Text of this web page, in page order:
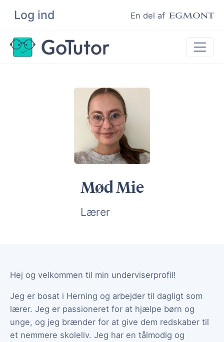
Log ind En del af
Søg
Lektiehjælp
Eksamenshjælp
Hjælp til ordblinde
Kundeudtalelser
Undervisere
Mød Mie
Lærer
Hej og velkommen til min underviserprofil!
Jeg er bosat i Herning og arbejder til dagligt som
lærer. Jeg er passioneret for at hjælpe børn og
unge, og jeg brænder for at give dem redskaber til
et nemmere skoleliv. Jeg har en tålmodig og